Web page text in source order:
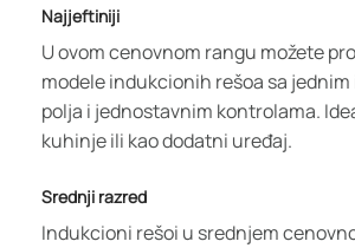
Najjeftiniji
U ovom cenovnom rangu možete
modele indukcionih rešoa sa jednim
polja i jednostavnim kontrolama.
kuhinje ili kao dodatni uređaj.
Srednji razred
Indukcioni rešoi u srednjem